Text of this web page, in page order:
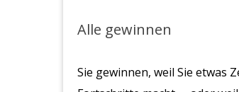
Alle gewinnen
Sie gewinnen, weil Sie etwas